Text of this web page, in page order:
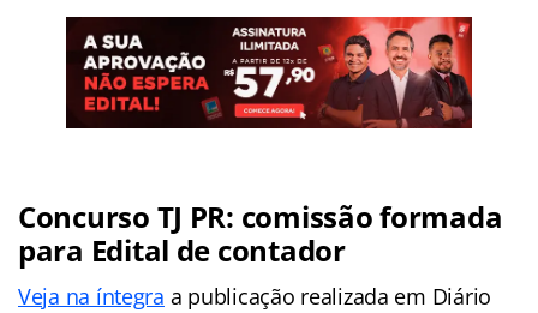
Concurso TJ PR: comissão formada
para Edital de contador
Veja na íntegra a publicação realizada em Diário